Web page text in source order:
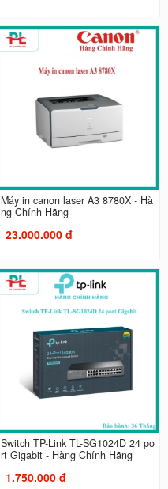
Máy in canon laser A3 8780X - Hà
ng Chính Hãng
23.000.000 đ
Switch TP-Link TL-SG1024D 24 po
rt Gigabit - Hàng Chính Hãng
1.750.000 đ